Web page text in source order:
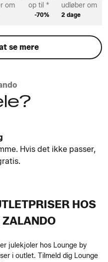
om op til *
-70%
udløber om
2 dage
se mere
Hvis det ikke passer,
HOS
ZALANDO
julekjoler hos Lounge by
i outlet. Tilmeld dig Lounge